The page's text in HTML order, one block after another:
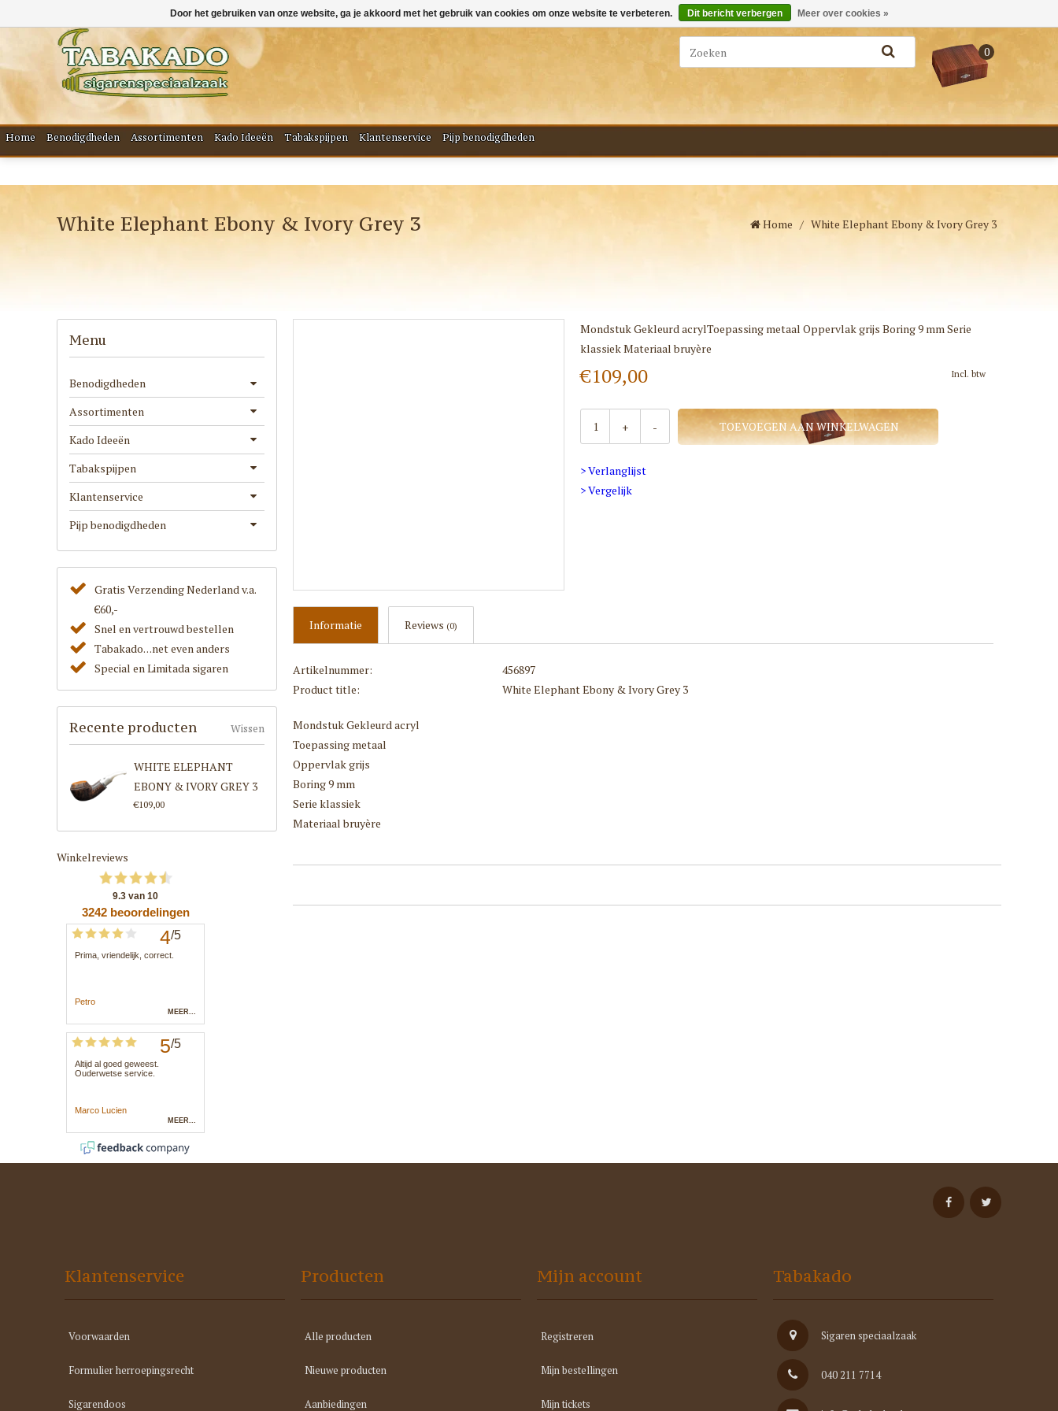
Merken Bestellen - €0,00
0
Home Benodigdheden Assortimenten Kado Ideeën Tabakspijpen Klantenservice Pijp benodigdheden
White Elephant Ebony & Ivory Grey 3 Home / White Elephant Ebony & Ivory Grey 3
Mondstuk Gekleurd acrylToepassing metaal Oppervlak grijs Boring 9 mm Serie
klassiek Materiaal bruyère
€109,00 Incl. btw
+ - TOEVOEGEN AAN WINKELWAGEN
> Verlanglijst
> Vergelijk
Informatie Reviews (0)
Artikelnummer:
456897
Product title:
White Elephant Ebony & Ivory Grey 3
Mondstuk Gekleurd acryl
Toepassing metaal
Oppervlak grijs
Boring 9 mm
Serie klassiek
Materiaal bruyère
Menu
Benodigdheden
Assortimenten
Kado Ideeën
Tabakspijpen
Klantenservice
Pijp benodigdheden
Gratis Verzending Nederland v.a.
€60,-
Snel en vertrouwd bestellen
Tabakado. . .net even anders
Special en Limitada sigaren
Recente producten Wissen
WHITE ELEPHANT
EBONY & IVORY GREY 3
€109,00
Winkelreviews
Klantenservice
Voorwaarden
Formulier herroepingsrecht
Sigarendoos
Producten
Alle producten
Nieuwe producten
Aanbiedingen
Mijn account
Registreren
Mijn bestellingen
Mijn tickets
Tabakado
Sigaren speciaalzaak
040 211 7714
Door het gebruiken van onze website, ga je akkoord met het gebruik van cookies om onze website te verbeteren. Dit bericht verbergen Meer over cookies »